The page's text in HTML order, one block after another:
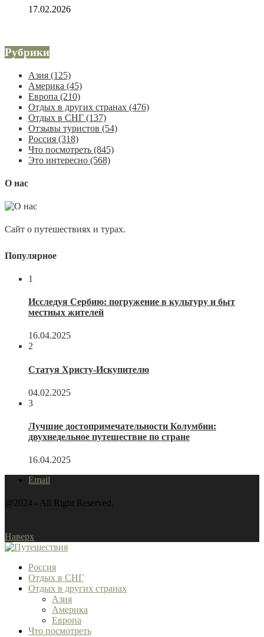
17.02.2026
Рубрики
Азия (125)
Америка (45)
Европа (210)
Отдых в других странах (476)
Отдых в СНГ (137)
Отзывы туристов (54)
Россия (318)
Что посмотреть (845)
Это интересно (568)
О нас
Сайт о путешествиях и турах.
Популярное
1
Исследуя Сербию: погружение в культуру и быт
местных жителей
16.04.2025
2
Статуя Христу-Искупителю
04.02.2025
3
Лучшие достопримечательности Колумбии:
двухнедельное путешествие по стране
16.04.2025
Email
@2024 - All Right Reserved.
Наверх
Россия
Отдых в СНГ
Отдых в других странах
Азия
Америка
Европа
Что посмотреть